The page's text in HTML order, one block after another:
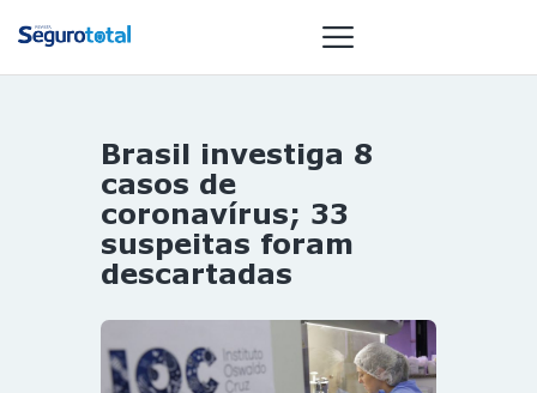
NOTÍCIAS
REVISTA
ESPECIAIS
GAIVOTA DE
ST SUMMIT
MULHERES
Brasil investiga 8
casos de
coronavírus; 33
suspeitas foram
descartadas